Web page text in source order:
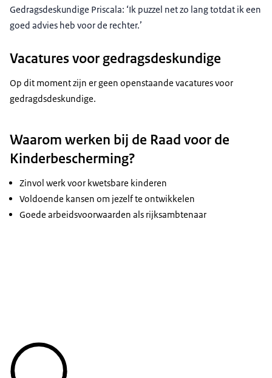
Gedragsdeskundige Priscala: ‘Ik puzzel net zo lang totdat ik een
goed advies heb voor de rechter.’
Vacatures voor gedragsdeskundige
Op dit moment zijn er geen openstaande vacatures voor
gedragdsdeskundige.
Waarom werken bij de Raad voor de
Kinderbescherming?
Zinvol werk voor kwetsbare kinderen
Voldoende kansen om jezelf te ontwikkelen
Goede arbeidsvoorwaarden als rijksambtenaar